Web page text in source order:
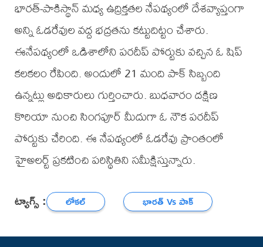
భారత్‌-పాకిస్థాన్‌ మధ్య ఉద్రిక్తతల నేపథ్యంలో దేశవ్యాప్తంగా
అన్ని ఓడరేవుల వద్ద భద్రతను కట్టుదిట్టం చేశారు.
ఈనేపథ్యంలో ఒడిశాలోని పరదీప్‌ పోర్టుకు వచ్చిన ఓ షిప్‌
కలకలం రేపింది. అందులో 21 మంది పాక్ సిబ్బంది
ఉన్నట్లు అధికారులు గుర్తించారు. బుధవారం దక్షిణ
కొరియా నుంచి సింగపూర్‌ మీదుగా ఓ నౌక పరదీప్‌
పోర్టుకు చేరింది. ఈ నేపథ్యంలో ఓడరేవు ప్రాంతంలో
హైఅలర్ట్‌ ప్రకటించి పరిస్థితిని సమీక్షిస్తున్నారు.
ట్యాగ్స్ : లోకల్ భారత్ Vs పాక్